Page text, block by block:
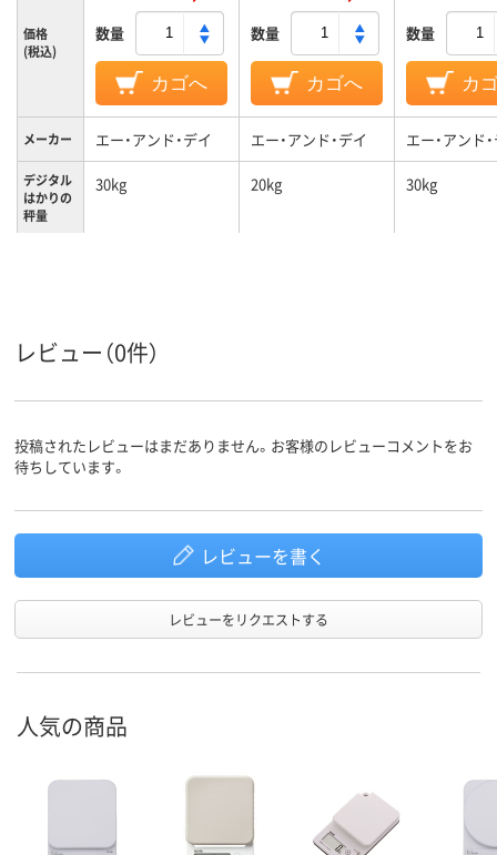
価格
(税込)
数量
カゴへ
数量
カゴへ
数量
カ
メーカー エー・アンド・デイ エー・アンド・デイ エー・アンド
デジタル
はかりの
秤量
30kg 20kg 30kg
レビュー（0件）
投稿されたレビューはまだありません。お客様のレビューコメントをお
待ちしています。
レビューを書く
レビューをリクエストする
人気の商品